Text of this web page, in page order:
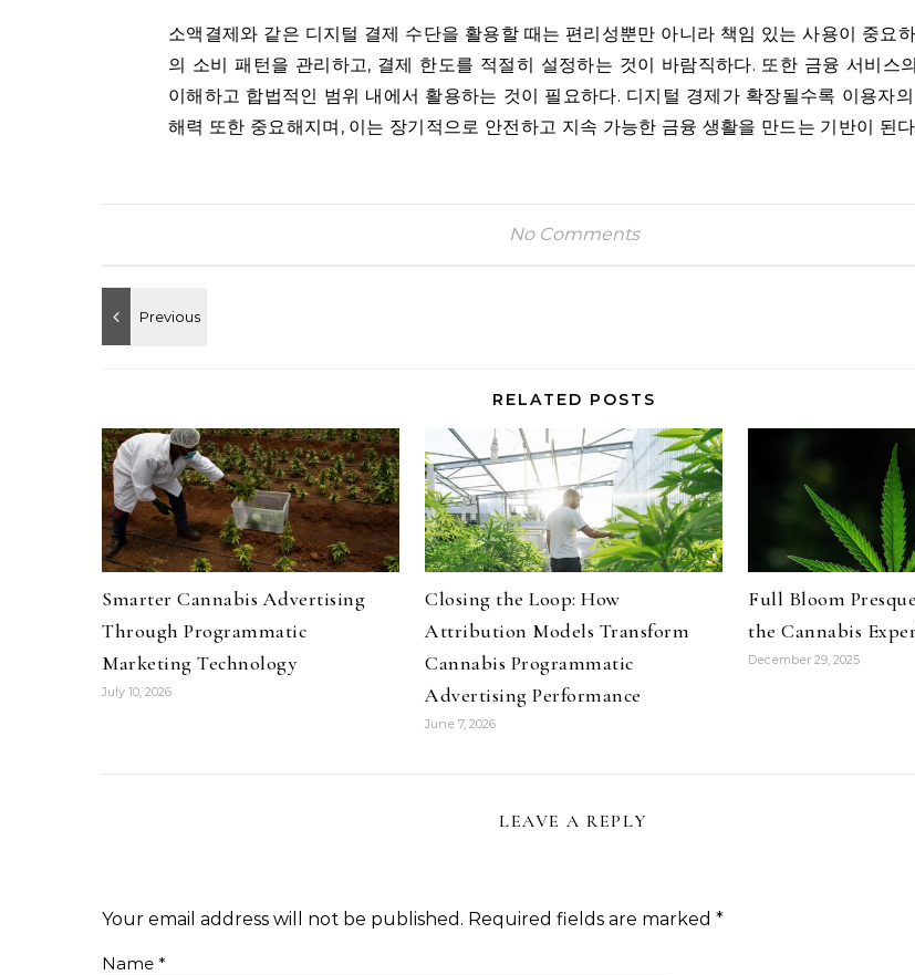
소액결제와 같은 디지털 결제 수단을 활용할 때는 편리성뿐만 아니라 책임 있는 사용이 중요
의 소비 패턴을 관리하고, 결제 한도를 적절히 설정하는 것이 바람직하다. 또한 금융 서비스
이해하고 합법적인 범위 내에서 활용하는 것이 필요하다. 디지털 경제가 확장될수록 이용자
해력 또한 중요해지며, 이는 장기적으로 안전하고 지속 가능한 금융 생활을 만드는 기반이 된
No Comments
RELATED POSTS
Smarter Cannabis Advertising
Through Programmatic
Marketing Technology
July 10, 2026
Closing the Loop: How
Attribution Models Transform
Cannabis Programmatic
Advertising Performance
June 7, 2026
Full Bloom
the Cannabis
December 29, 2025
LEAVE A REPLY
Your email address will not be published. Required fields are marked *
Name *